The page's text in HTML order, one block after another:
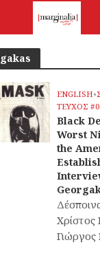
ENGLISH•
ΤΕΥΧΟΣ
Black
Worst
the